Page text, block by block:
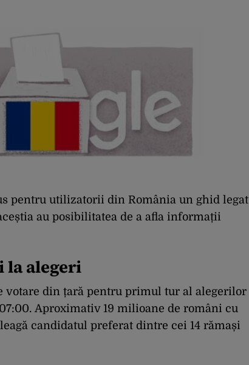
pentru utilizatorii din România un ghid legat
au posibilitatea de a afla informații
la alegeri
votare din țară pentru primul tur al alegerilor
Aproximativ 19 milioane de români cu
candidatul preferat dintre cei 14 rămași